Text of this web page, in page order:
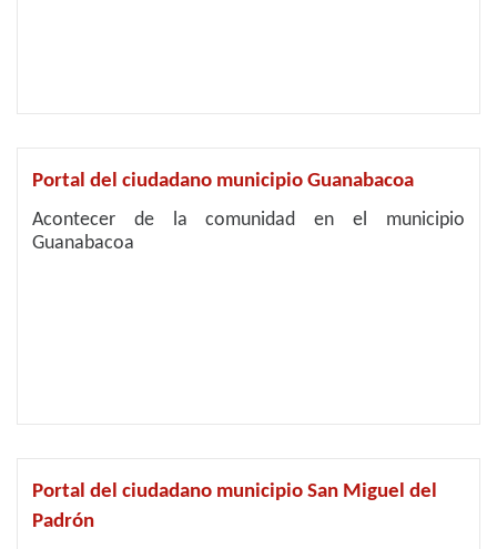
Portal del ciudadano municipio Guanabacoa
Acontecer de la comunidad en el municipio
Guanabacoa
Portal del ciudadano municipio San Miguel del
Padrón